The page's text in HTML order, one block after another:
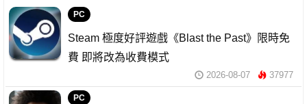
PC
Steam 極度好評遊戲《Blast the Past》限時免
費 即將改為收費模式
2026-08-07 37977
PC